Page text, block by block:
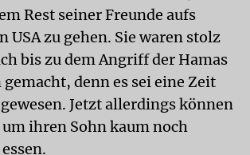
Rest seiner Freunde aufs
USA zu gehen. Sie waren stolz
bis zu dem Angriff der Hamas
denn es sei eine Zeit
Jetzt allerdings können
um ihren Sohn kaum noch